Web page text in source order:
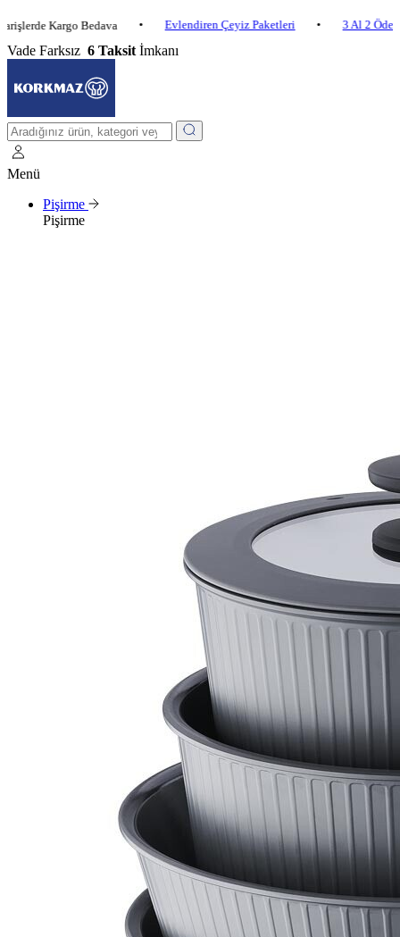
Kargo Bedava • Evlendiren Çeyiz Paketleri • 3 Al 2 Öde •
Vade Farksız 6 Taksit İmkanı
Menü
Pişirme
Pişirme